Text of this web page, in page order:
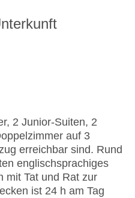
2 Junior-Suiten, 2
auf 3
erreichbar sind. Rund
englischsprachiges
mit Tat und Rat zur
ist 24 h am Tag